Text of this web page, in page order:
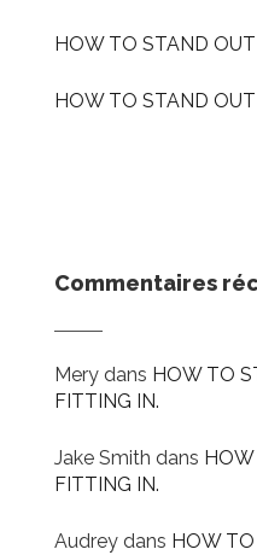
HOW TO STAND
HOW TO STAND
Commentaires
Merydans HOW TO
FITTING IN.
Jake Smith dans
FITTING IN.
Audreydans HOW